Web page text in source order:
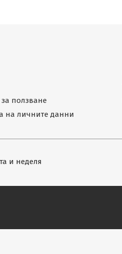
ползване
на личните данни
и неделя